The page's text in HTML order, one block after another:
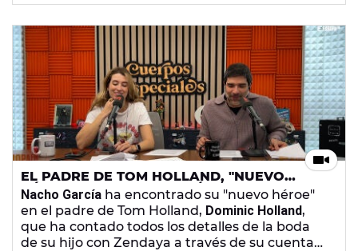
EL PADRE DE TOM HOLLAND, "NUEVO
HÉROE" DE NACHO GARCÍA POR CONTAR
TODO SOBRE SU BODA CON ZENDAYA
Nacho García ha encontrado su "nuevo héroe"
en el padre de Tom Holland, Dominic Holland,
que ha contado todos los detalles de la boda
de su hijo con Zendaya a través de su cuenta